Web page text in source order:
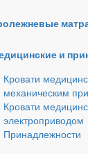
и
Кровати
механическим
Кровати
электроприводом
Принадлежности